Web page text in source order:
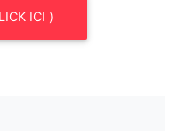
ICI )